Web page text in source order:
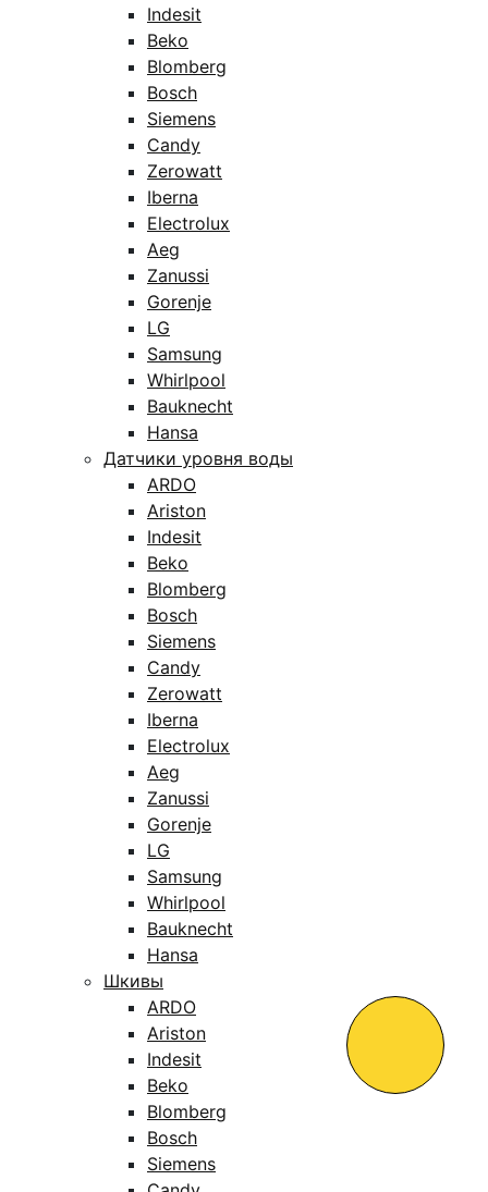
Indesit
Beko
Blomberg
Bosch
Siemens
Candy
Zerowatt
Iberna
Electrolux
Aeg
Zanussi
Gorenje
LG
Samsung
Whirlpool
Bauknecht
Hansa
Датчики уровня воды
ARDO
Ariston
Indesit
Beko
Blomberg
Bosch
Siemens
Candy
Zerowatt
Iberna
Electrolux
Aeg
Zanussi
Gorenje
LG
Samsung
Whirlpool
Bauknecht
Hansa
Шкивы
ARDO
Ariston
Indesit
Beko
Blomberg
Bosch
Siemens